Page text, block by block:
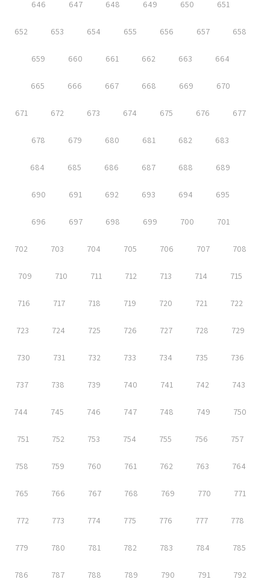
646 647 648 649 650 651
652 653 654 655 656 657 658
659 660 661 662 663 664
665 666 667 668 669 670
671 672 673 674 675 676 677
678 679 680 681 682 683
684 685 686 687 688 689
690 691 692 693 694 695
696 697 698 699 700 701
702 703 704 705 706 707 708
709 710 711 712 713 714 715
716 717 718 719 720 721 722
723 724 725 726 727 728 729
730 731 732 733 734 735 736
737 738 739 740 741 742 743
744 745 746 747 748 749 750
751 752 753 754 755 756 757
758 759 760 761 762 763 764
765 766 767 768 769 770 771
772 773 774 775 776 777 778
779 780 781 782 783 784 785
786 787 788 789 790 791 792